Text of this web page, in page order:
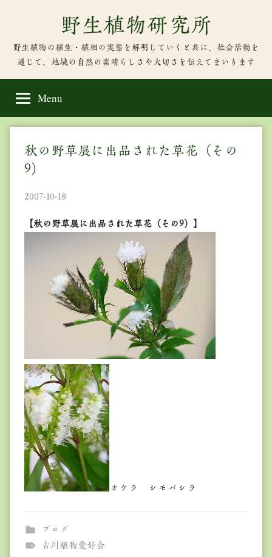
content
野生植物研究所
野生植物の植生・植相の実態を解明していくと共に、社会活動を
通じて、地域の自然の素晴らしさや大切さを伝えてまいります
Menu
秋の野草展に出品された草花（その
9）
2007-10-18
【秋の野草展に出品された草花（その9）】
オケラ シモバシラ
ブログ
古川植物愛好会